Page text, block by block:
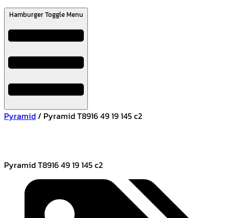
Hamburger Toggle Menu
Pyramid/ Pyramid T8916 49 19 145 c2
Pyramid T8916 49 19 145 c2